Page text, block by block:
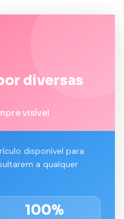
diversas
visível
disponível para
a qualquer
100%